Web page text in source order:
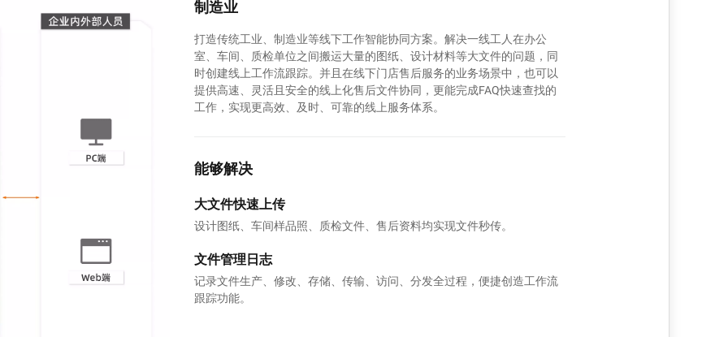
制造业
打造传统工业、制造业等线下工作智能协同方案。解决一线工人在办公
室、车间、质检单位之间搬运大量的图纸、设计材料等大文件的问题，同
时创建线上工作流跟踪。并且在线下门店售后服务的业务场景中，也可以
提供高速、灵活且安全的线上化售后文件协同，更能完成FAQ快速查找的
工作，实现更高效、及时、可靠的线上服务体系。
能够解决
大文件快速上传
设计图纸、车间样品照、质检文件、售后资料均实现文件秒传。
文件管理日志
记录文件生产、修改、存储、传输、访问、分发全过程，便捷创造工作流
跟踪功能。